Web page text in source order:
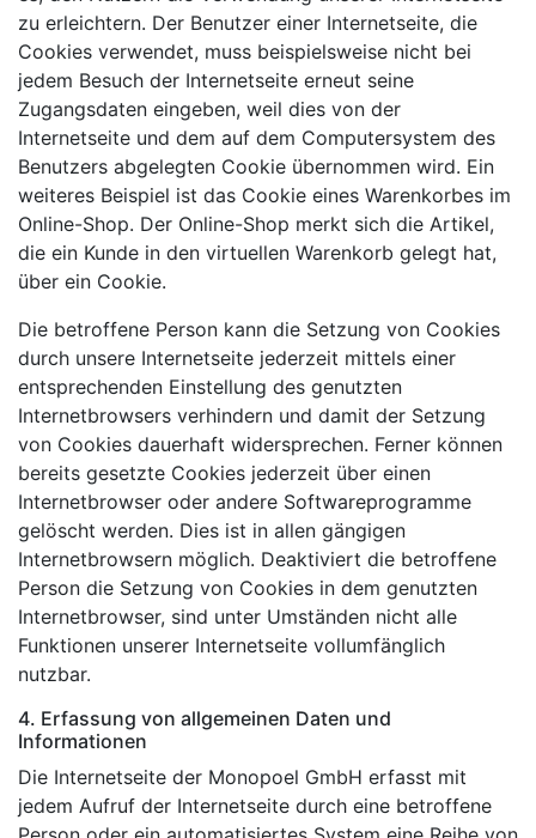
zu erleichtern. Der Benutzer einer Internetseite, die
Cookies verwendet, muss beispielsweise nicht bei
jedem Besuch der Internetseite erneut seine
Zugangsdaten eingeben, weil dies von der
Internetseite und dem auf dem Computersystem des
Benutzers abgelegten Cookie übernommen wird. Ein
weiteres Beispiel ist das Cookie eines Warenkorbes im
Online-Shop. Der Online-Shop merkt sich die Artikel,
die ein Kunde in den virtuellen Warenkorb gelegt hat,
über ein Cookie.
Die betroffene Person kann die Setzung von Cookies
durch unsere Internetseite jederzeit mittels einer
entsprechenden Einstellung des genutzten
Internetbrowsers verhindern und damit der Setzung
von Cookies dauerhaft widersprechen. Ferner können
bereits gesetzte Cookies jederzeit über einen
Internetbrowser oder andere Softwareprogramme
gelöscht werden. Dies ist in allen gängigen
Internetbrowsern möglich. Deaktiviert die betroffene
Person die Setzung von Cookies in dem genutzten
Internetbrowser, sind unter Umständen nicht alle
Funktionen unserer Internetseite vollumfänglich
nutzbar.
4. Erfassung von allgemeinen Daten und
Informationen
Die Internetseite der Monopoel GmbH erfasst mit
jedem Aufruf der Internetseite durch eine betroffene